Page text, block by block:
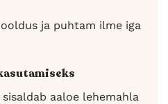
ja puhtam ilme iga
aaloe lehemahla